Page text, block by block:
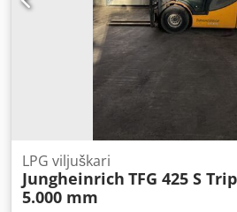
LPG viljuškari
Jungheinrich TFG 425 S
5.000 mm